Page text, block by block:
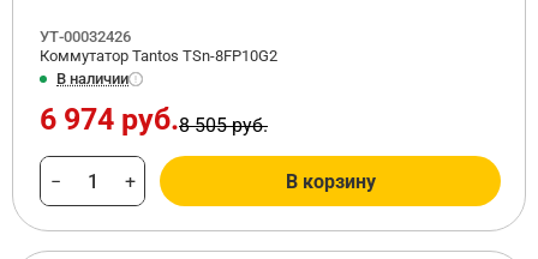
УТ-00032426
Коммутатор Tantos TSn-8FP10G2
В наличии
6 974 руб.8 505 руб.
− + В корзину